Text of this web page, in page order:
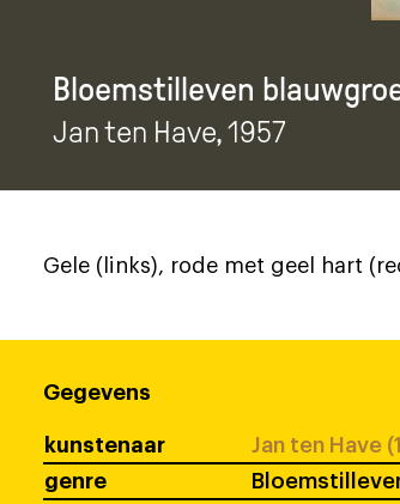
Bloemstilleven
Jan ten Have, 1957
Gele (links), rode met geel hart
Gegevens
kunstenaar
Jan ten Have
genre